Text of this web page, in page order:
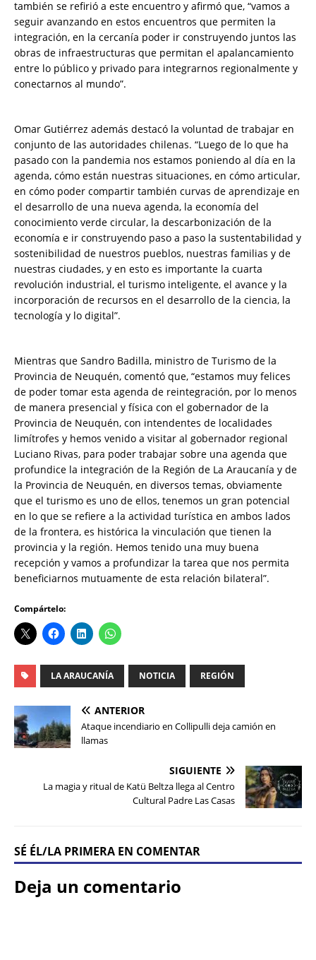
también se refirió a este encuentro y afirmó que, “vamos a
seguir avanzando en estos encuentros que permiten la
integración, en la cercanía poder ir construyendo juntos las
obras de infraestructuras que permitan el apalancamiento
entre lo público y privado para integrarnos regionalmente y
conectarnos al mundo”.
Omar Gutiérrez además destacó la voluntad de trabajar en
conjunto de las autoridades chilenas. “Luego de lo que ha
pasado con la pandemia nos estamos poniendo al día en la
agenda, cómo están nuestras situaciones, en cómo articular,
en cómo poder compartir también curvas de aprendizaje en
el desarrollo de una nueva agenda, la economía del
conocimiento verde circular, la descarbonización de la
economía e ir construyendo paso a paso la sustentabilidad y
sostenibilidad de nuestros pueblos, nuestras familias y de
nuestras ciudades, y en esto es importante la cuarta
revolución industrial, el turismo inteligente, el avance y la
incorporación de recursos en el desarrollo de la ciencia, la
tecnología y lo digital”.
Mientras que Sandro Badilla, ministro de Turismo de la
Provincia de Neuquén, comentó que, “estamos muy felices
de poder tomar esta agenda de reintegración, por lo menos
de manera presencial y física con el gobernador de la
Provincia de Neuquén, con intendentes de localidades
limítrofes y hemos venido a visitar al gobernador regional
Luciano Rivas, para poder trabajar sobre una agenda que
profundice la integración de la Región de La Araucanía y de
la Provincia de Neuquén, en diversos temas, obviamente
que el turismo es uno de ellos, tenemos un gran potencial
en lo que se refiere a la actividad turística en ambos lados
de la frontera, es histórica la vinculación que tienen la
provincia y la región. Hemos tenido una muy buena
recepción y vamos a profundizar la tarea que nos permita
beneficiarnos mutuamente de esta relación bilateral”.
Compártelo:
LA ARAUCANÍA NOTICIA REGIÓN
ANTERIOR
Ataque incendiario en Collipulli deja camión en
llamas
SIGUIENTE
La magia y ritual de Katü Beltza llega al Centro
Cultural Padre Las Casas
SÉ ÉL/LA PRIMERA EN COMENTAR
Deja un comentario